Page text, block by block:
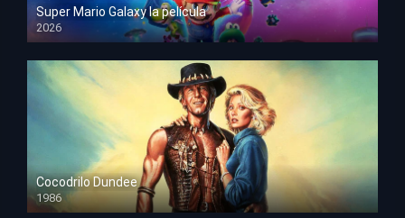
Super Mario Galaxy la película
2026
HD 1080p
Cocodrilo Dundee
1986
HD 1080p